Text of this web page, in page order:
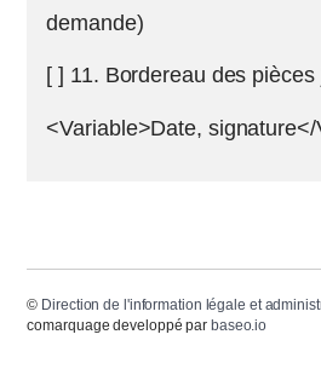
demande)
[ ] 11. Bordereau des pièces
<Variable>Date, signature</
© Direction de l'information légale et
comarquage developpé par baseo.io